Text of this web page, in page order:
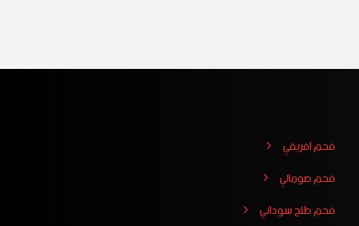
فحم افريقي
فحم صومالي
فحم طلح سوداني